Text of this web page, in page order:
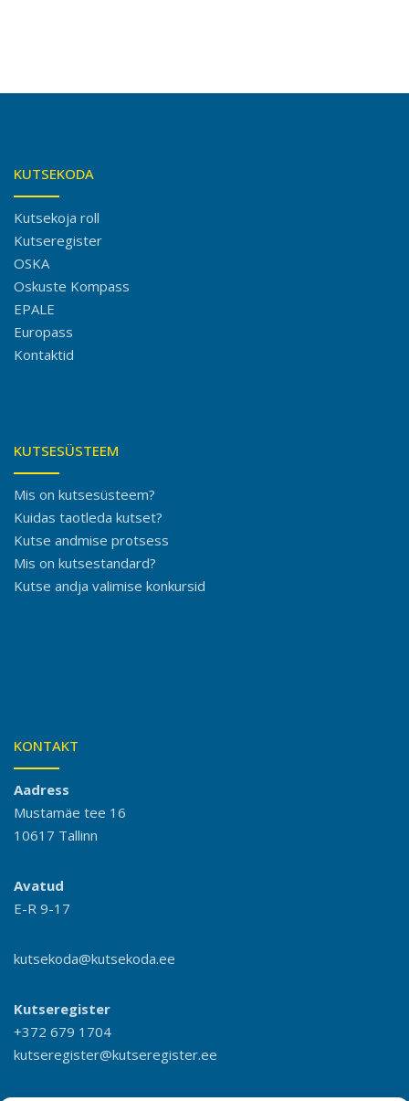
KUTSEKODA
Kutsekoja roll
Kutseregister
OSKA
Oskuste Kompass
EPALE
Europass
Kontaktid
KUTSESÜSTEEM
Mis on kutsesüsteem?
Kuidas taotleda kutset?
Kutse andmise protsess
Mis on kutsestandard?
Kutse andja valimise konkursid
KONTAKT
Aadress
Mustamäe tee 16
10617 Tallinn
Avatud
E-R 9-17
kutsekoda@kutsekoda.ee
Kutseregister
+372 679 1704
kutseregister@kutseregister.ee